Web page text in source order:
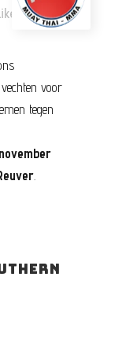
Share
voor
tegen